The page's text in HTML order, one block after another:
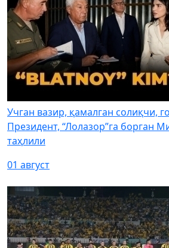
Учган вазир, қамалган солиқчи,
Президент, “Лолазор”га борган
таҳлили
01 август